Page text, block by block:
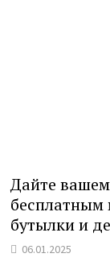
Дайте
бесплатным
бутылки и
06.01.2025